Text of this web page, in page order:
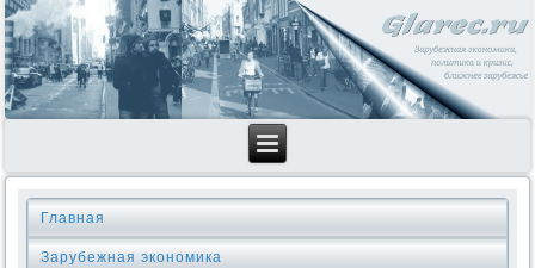
Главная
Зарубежная экономика